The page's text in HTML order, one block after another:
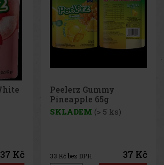
37 Kč
Peelerz Gummy Grape
65g
SKLADEM (> 5 ks)
33 Kč bez DPH 37 Kč